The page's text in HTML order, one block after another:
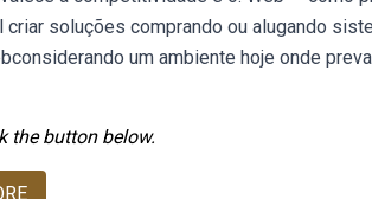
soluções comprando ou alugando
um ambiente hoje onde
the button below.